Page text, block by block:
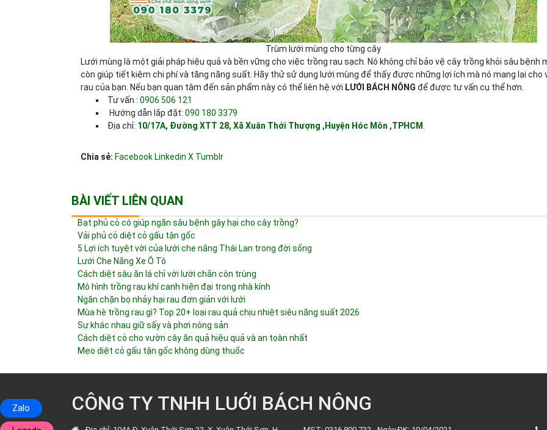
Trùm lưới mùng cho từng cây
Lưới mùng là một giải pháp hiệu quả và bền vững cho việc trồng rau sạch. Nó không chỉ bảo vệ cây trồng khỏi sâu bệnh
còn giúp tiết kiệm chi phí và tăng năng suất. Hãy thử sử dụng lưới mùng để thấy được những lợi ích mà nó mang lại cho
rau của bạn. Nếu bạn quan tâm đến sản phẩm này có thể liên hệ với LƯỚI BÁCH NÔNG để được tư vấn cụ thể hơn.
Tư vấn : 0906 506 121
Hướng dẫn lắp đặt: 090 180 3379
Địa chỉ: 10/17A, Đường XTT 28, Xã Xuân Thới Thượng ,Huyện Hóc Môn ,TPHCM
Chia sẻ: Facebook Linkedin X Tumblr
BÀI VIẾT LIÊN QUAN
Bạt phủ cỏ có giúp ngăn sâu bệnh gây hại cho cây trồng?
Vải phủ cỏ diệt cỏ gấu tận gốc
5 Lợi ích tuyệt vời của lưới che nắng Thái Lan trong đời sống
Lưới Che Nắng Xe Ô Tô
Cách diệt sâu ăn lá chỉ với lưới chắn côn trùng
Mô hình trồng rau khí canh hiện đại trong nhà kính
Ngăn chặn bọ nhảy hại rau đơn giản với lưới
Mùa hè trồng rau gì? Top 20+ loại rau quả chịu nhiệt siêu năng suất 2026
Sự khác nhau giữ sấy và phơi nông sản
Cách diệt cỏ cho vườn cây ăn quả hiệu quả và an toàn nhất
Mẹo diệt cỏ gấu tận gốc không dùng thuốc
CÔNG TY TNHH LUỚI BÁCH NÔNG
Zalo